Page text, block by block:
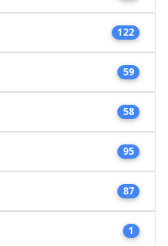
122
59
58
95
87
1